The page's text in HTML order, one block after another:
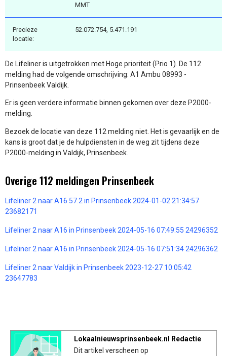
MMT
Precieze
locatie:
52.072.754, 5.471.191
De Lifeliner is uitgetrokken met Hoge prioriteit (Prio 1). De 112
melding had de volgende omschrijving: A1 Ambu 08993 -
Prinsenbeek Valdijk.
Er is geen verdere informatie binnen gekomen over deze P2000-
melding.
Bezoek de locatie van deze 112 melding niet. Het is gevaarlijk en de
kans is groot dat je de hulpdiensten in de weg zit tijdens deze
P2000-melding in Valdijk, Prinsenbeek.
Overige 112 meldingen Prinsenbeek
Lifeliner 2 naar A16 57.2 in Prinsenbeek 2024-01-02 21:34:57
23682171
Lifeliner 2 naar A16 in Prinsenbeek 2024-05-16 07:49:55 24296352
Lifeliner 2 naar A16 in Prinsenbeek 2024-05-16 07:51:34 24296362
Lifeliner 2 naar Valdijk in Prinsenbeek 2023-12-27 10:05:42
23647783
Lokaalnieuwsprinsenbeek.nl Redactie
Dit artikel verscheen op